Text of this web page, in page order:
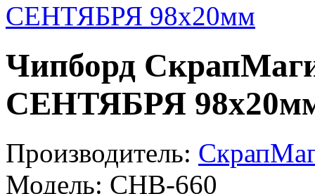
Чипборд
СЕНТЯБРЯ
Производитель:
Модель: CHB-660